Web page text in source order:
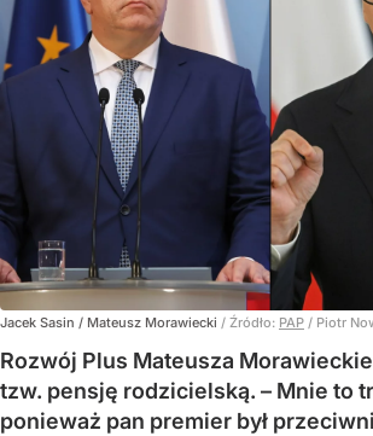
Jacek Sasin / Mateusz Morawiecki / Źródło: PAP / Piotr
Rozwój Plus Mateusza
tzw. pensję rodzicielską. – Mnie to
ponieważ pan premier był